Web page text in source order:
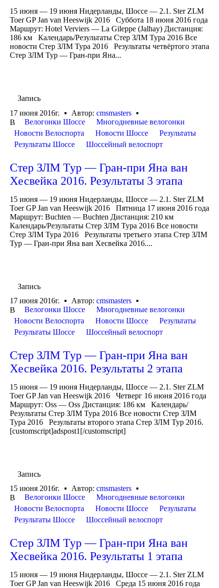
15 июня — 19 июня Нидерланды, Шоссе — 2.1. Ster ZLM
Toer GP Jan van Heeswijk 2016 Суббота 18 июня 2016 года
Маршрут: Hotel Verviers — La Gileppe (Jalhay) Дистанция:
186 км Календарь/Результаты Стер ЗЛМ Тура 2016 Все
новости Стер ЗЛМ Тура 2016 Результаты четвёртого этапа
Стер ЗЛМ Тур — Гран-при Яна...
Запись
17 июня 2016г.
Автор: cmsmasters
В
Велогонки Шоссе
Многодневные велогонки
Новости Велоспорта
Новости Шоссе
Результаты
Результаты Шоссе
Шоссейный велоспорт
Стер ЗЛМ Тур — Гран-при Яна ван
Хесвейка 2016. Результаты 3 этапа
15 июня — 19 июня Нидерланды, Шоссе — 2.1. Ster ZLM
Toer GP Jan van Heeswijk 2016 Пятница 17 июня 2016 года
Маршрут: Buchten — Buchten Дистанция: 210 км
Календарь/Результаты Стер ЗЛМ Тура 2016 Все новости
Стер ЗЛМ Тура 2016 Результаты третьего этапа Стер ЗЛМ
Тур — Гран-при Яна ван Хесвейка 2016....
Запись
17 июня 2016г.
Автор: cmsmasters
В
Велогонки Шоссе
Многодневные велогонки
Новости Велоспорта
Новости Шоссе
Результаты
Результаты Шоссе
Шоссейный велоспорт
Стер ЗЛМ Тур — Гран-при Яна ван
Хесвейка 2016. Результаты 2 этапа
15 июня — 19 июня Нидерланды, Шоссе — 2.1. Ster ZLM
Toer GP Jan van Heeswijk 2016 Четверг 16 июня 2016 года
Маршрут: Oss — Oss Дистанция: 186 км Календарь/
Результаты Стер ЗЛМ Тура 2016 Все новости Стер ЗЛМ
Тура 2016 Результаты второго этапа Стер ЗЛМ Тур 2016.
[customscript]adspost1[/customscript]
Запись
15 июня 2016г.
Автор: cmsmasters
В
Велогонки Шоссе
Многодневные велогонки
Новости Велоспорта
Новости Шоссе
Результаты
Результаты Шоссе
Шоссейный велоспорт
Стер ЗЛМ Тур — Гран-при Яна ван
Хесвейка 2016. Результаты 1 этапа
15 июня — 19 июня Нидерланды, Шоссе — 2.1. Ster ZLM
Toer GP Jan van Heeswijk 2016 Среда 15 июня 2016 года